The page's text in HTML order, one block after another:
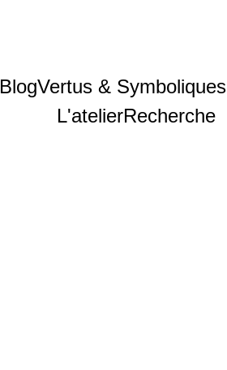
BlogVertus & Symboliques
L'atelierRecherche